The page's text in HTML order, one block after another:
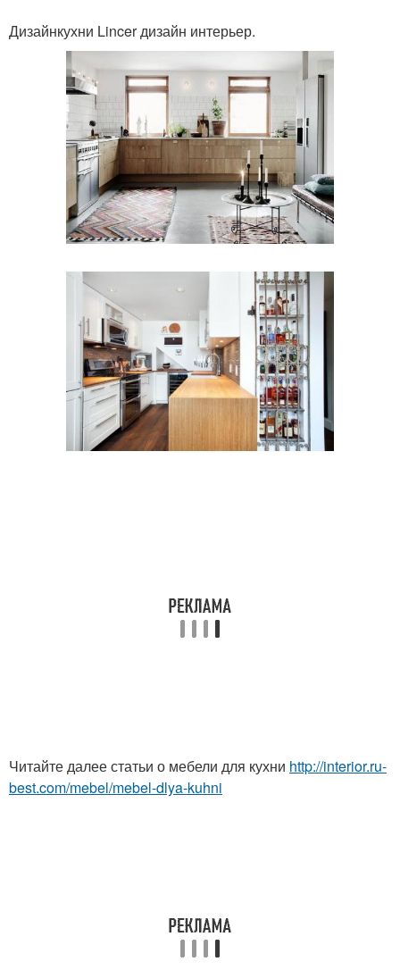
Дизайнкухни Lincer дизайн интерьер.
Читайте далее статьи о мебели для кухни http://interior.ru-
best.com/mebel/mebel-dlya-kuhni